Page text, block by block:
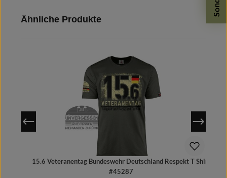
Produktgalerie überspringen
Ähnliche Produkte
15.6 Veteranentag Bundeswehr Deutschland Respekt T Shirt
#45287